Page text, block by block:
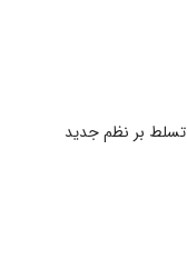
تسلط بر نظم جدید